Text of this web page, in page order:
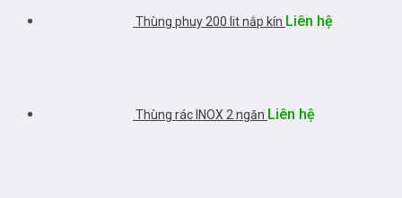
Thùng phuy 200 lit nắp kín Liên hệ
Thùng rác INOX 2 ngăn Liên hệ